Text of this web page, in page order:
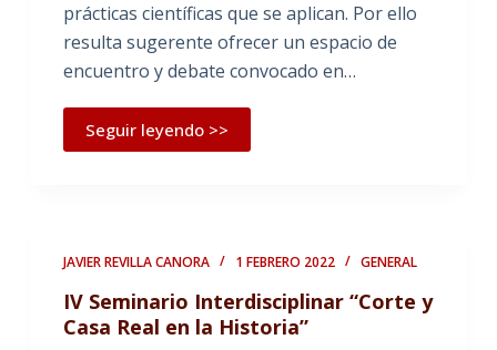
prácticas científicas que se aplican. Por ello
resulta sugerente ofrecer un espacio de
encuentro y debate convocado en…
Seguir leyendo >>
JAVIER REVILLA CANORA 1 FEBRERO 2022 GENERAL
IV Seminario Interdisciplinar “Corte y
Casa Real en la Historia”